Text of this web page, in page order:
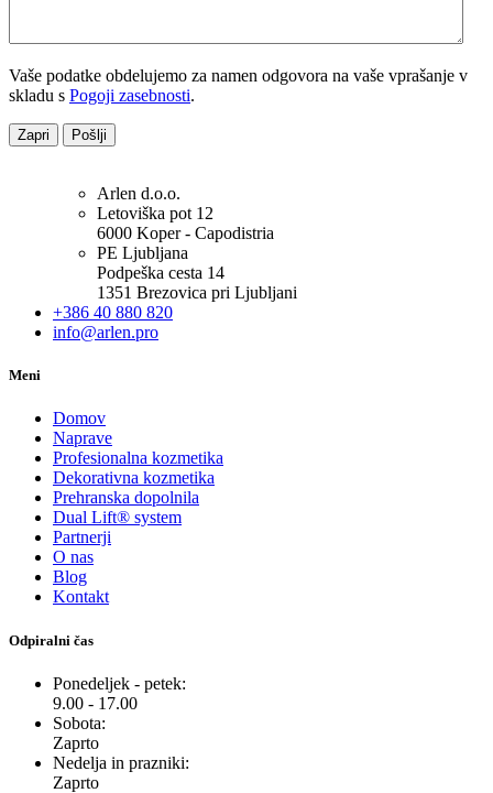
Vaše podatke obdelujemo za namen odgovora na vaše vprašanje v
skladu s Pogoji zasebnosti.
Zapri Pošlji
Arlen d.o.o.
Letoviška pot 12
6000 Koper - Capodistria
PE Ljubljana
Podpeška cesta 14
1351 Brezovica pri Ljubljani
+386 40 880 820
info@arlen.pro
Meni
Domov
Naprave
Profesionalna kozmetika
Dekorativna kozmetika
Prehranska dopolnila
Dual Lift® system
Partnerji
O nas
Blog
Kontakt
Odpiralni čas
Ponedeljek - petek:
9.00 - 17.00
Sobota:
Zaprto
Nedelja in prazniki:
Zaprto